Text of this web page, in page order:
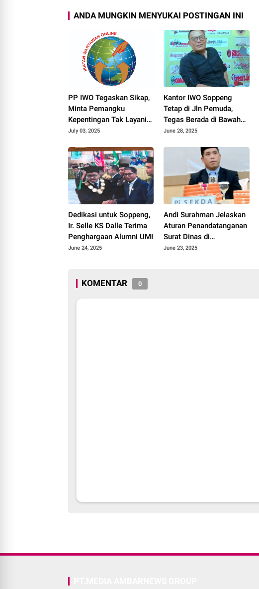
ANDA MUNGKIN MENYUKAI POSTINGAN INI
PP IWO Tegaskan Sikap,
Minta Pemangku
Kepentingan Tak Layani
Oknum
July 03, 2025
Kantor IWO Soppeng
Tetap di Jln Pemuda,
Tegas Berada di Bawah
Naungan IWO Dwi
June 28, 2025
Dedikasi untuk Soppeng,
Ir. Selle KS Dalle Terima
Penghargaan Alumni UMI
June 24, 2025
Andi Surahman Jelaskan
Aturan Penandatanganan
Surat Dinas di
Lingkungan Pemkab
June 23, 2025
KOMENTAR 0